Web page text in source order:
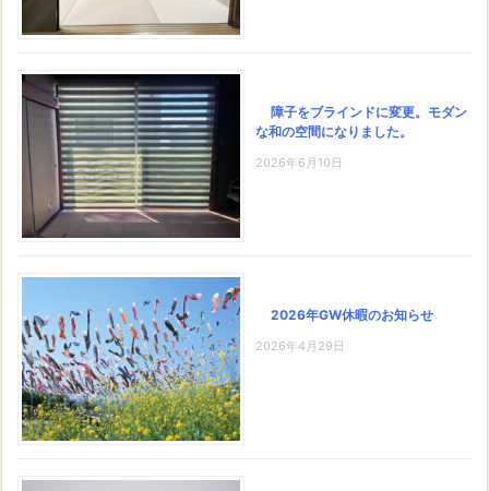
障子をブラインドに変更。モダン
な和の空間になりました。
2026年6月10日
2026年GW休暇のお知らせ
2026年4月29日